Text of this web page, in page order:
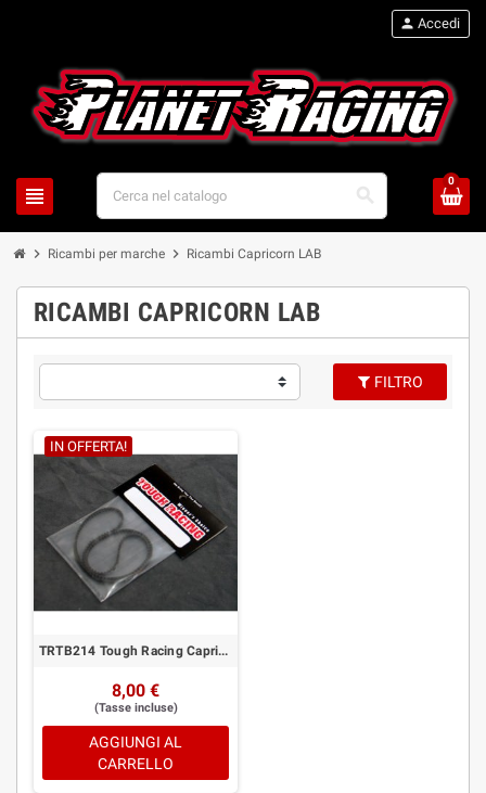
view_headline
person Accedi
0
chevron_right Ricambi per marche chevron_right Ricambi Capricorn LAB
RICAMBI CAPRICORN LAB
FILTRO
IN OFFERTA!
TRTB214 Tough Racing Capricorn LAB TE01 / TE02 Front Belt 510-3mm CAP-24050
8,00 €
(Tasse incluse)
AGGIUNGI AL
CARRELLO